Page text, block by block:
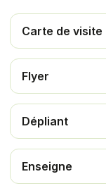
Carte de visite
Flyer
Dépliant
Enseigne